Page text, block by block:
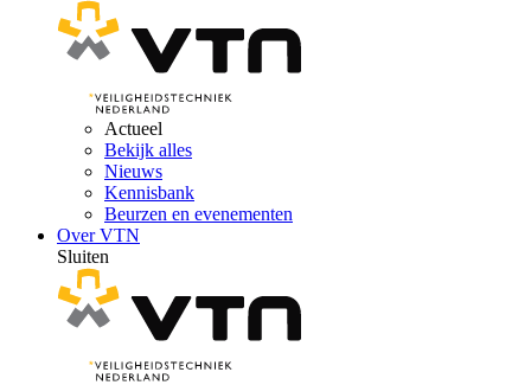
Actueel
Bekijk alles
Nieuws
Kennisbank
Beurzen en evenementen
Over VTN
Sluiten